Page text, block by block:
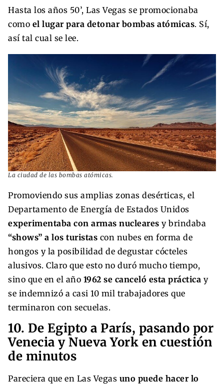
Hasta los años 50’, Las Vegas se promocionaba
como el lugar para detonar bombas atómicas. Sí,
así tal cual se lee.
La ciudad de las bombas atómicas.
Promoviendo sus amplias zonas desérticas, el
Departamento de Energía de Estados Unidos
experimentaba con armas nucleares y brindaba
“shows” a los turistas con nubes en forma de
hongos y la posibilidad de degustar cócteles
alusivos. Claro que esto no duró mucho tiempo,
sino que en el año 1962 se canceló esta práctica y
se indemnizó a casi 10 mil trabajadores que
terminaron con secuelas.
10. De Egipto a París, pasando por
Venecia y Nueva York en cuestión
de minutos
Pareciera que en Las Vegas uno puede hacer lo